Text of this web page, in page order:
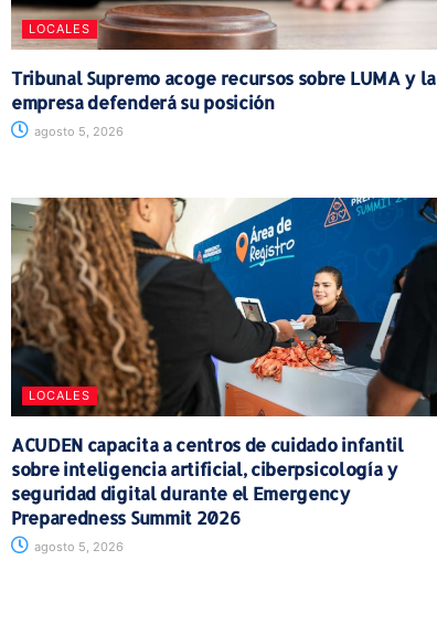
LOCALES
Tribunal Supremo acoge recursos sobre LUMA y la
empresa defenderá su posición
agosto 5, 2026
LOCALES
ACUDEN capacita a centros de cuidado infantil
sobre inteligencia artificial, ciberpsicología y
seguridad digital durante el Emergency
Preparedness Summit 2026
agosto 5, 2026